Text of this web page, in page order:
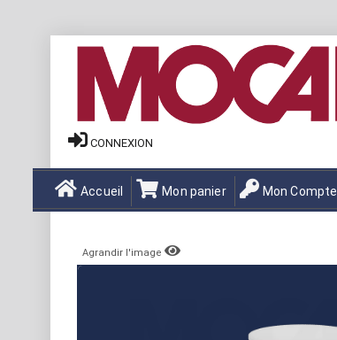
CONNEXION
Accueil Mon panier Mon Compte
Agrandir l'image